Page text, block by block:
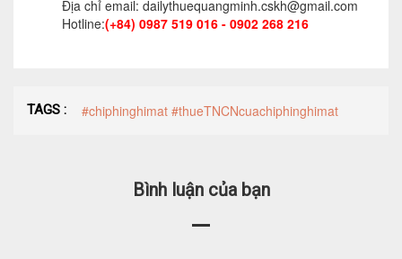
Địa chỉ email: dailythuequangminh.cskh@gmail.com
Hotline:(+84) 0987 519 016 - 0902 268 216
TAGS : #chiphinghimat #thueTNCNcuachiphinghimat
Bình luận của bạn